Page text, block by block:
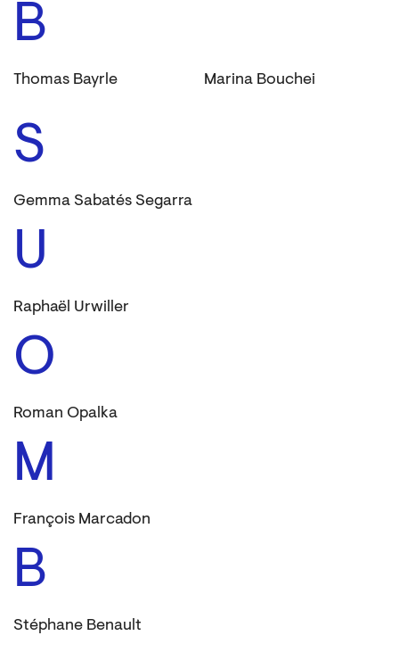
B
Thomas Bayrle Marina Bouchei
S
Gemma Sabatés Segarra
U
Raphaël Urwiller
O
Roman Opalka
M
François Marcadon
B
Stéphane Benault